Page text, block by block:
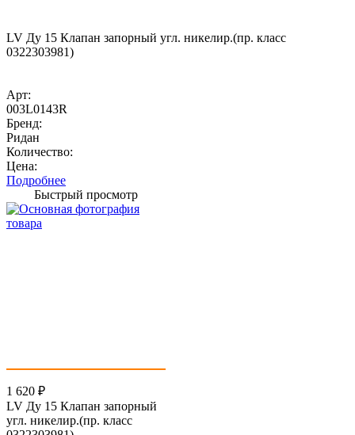
LV Ду 15 Клапан запорный угл. никелир.(пр. класс
0322303981)
Арт:
003L0143R
Бренд:
Ридан
Количество:
Цена:
Подробнее
Быстрый просмотр
1 620 ₽
LV Ду 15 Клапан запорный
угл. никелир.(пр. класс